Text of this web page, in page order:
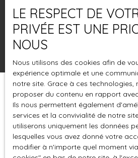
Surface min (m²)
Pertinence
Trier par
LE RESPECT DE
PRIVÉE EST UNE
NOUS
Nous utilisons des cookies afin de
expérience optimale et une
notre site. Grace à ces technologies,
proposer du contenu en rapport
Ils nous permettent également
services et la convivialité de notre
utiliserons uniquement les données
lesquelles vous avez donné votre
modifier à n'importe quel moment